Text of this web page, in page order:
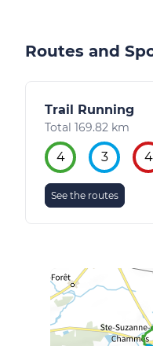
Routes and
Trail Running
Total 169.82 km
4 3 4
See the routes